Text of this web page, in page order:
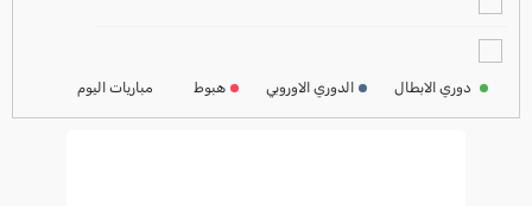
ترتيب الدوري الايطالي
دوري الابطال الدوري الاوروبي هبوط مباريات اليوم